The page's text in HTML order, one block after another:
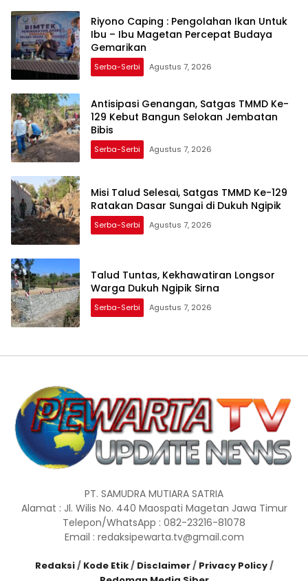
Riyono Caping : Pengolahan Ikan Untuk
Ibu – Ibu Magetan Percepat Budaya
Gemarikan
Serba-Serbi Agustus 7, 2026
Antisipasi Genangan, Satgas TMMD Ke-
129 Kebut Bangun Selokan Jembatan
Bibis
Serba-Serbi Agustus 7, 2026
Misi Talud Selesai, Satgas TMMD Ke-129
Ratakan Dasar Sungai di Dukuh Ngipik
Serba-Serbi Agustus 7, 2026
Talud Tuntas, Kekhawatiran Longsor
Warga Dukuh Ngipik Sirna
Serba-Serbi Agustus 7, 2026
PT. SAMUDRA MUTIARA SATRIA
Alamat : Jl. Wilis No. 440 Maospati Magetan Jawa Timur
Telepon/WhatsApp : 082-23216-81078
Email : redaksipewarta.tv@gmail.com
Redaksi/ Kode Etik/ Disclaimer/ Privacy Policy/